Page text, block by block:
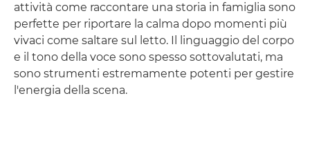
attività come raccontare una storia in famiglia sono
perfette per riportare la calma dopo momenti più
vivaci come saltare sul letto. Il linguaggio del corpo
e il tono della voce sono spesso sottovalutati, ma
sono strumenti estremamente potenti per gestire
l'energia della scena.